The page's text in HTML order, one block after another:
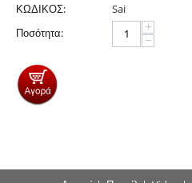
ΚΩΔΙΚΟΣ:
Sai
Ποσότητα:
+
−